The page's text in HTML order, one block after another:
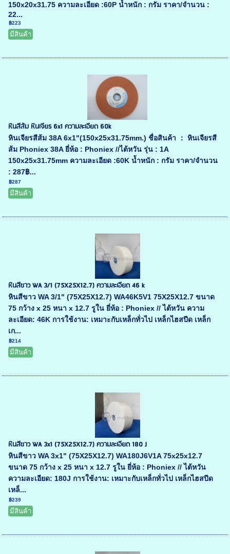
150x20x31.75 ความละเอียด :60P น้ำหนัก : กรัม ราคา/จำนวน :
22...
฿223
มีสินค้า
หินสีส้ม หินเจียร 6x1 ความละเอียด 60k
หินเจียรสีส้ม 38A 6x1"(150x25x31.75mm.) ชื่อสินค้า ： หินเจียรสี
ส้ม Phoniex 38A ยี่ห้อ : Phoniex //ไต้หวัน รุ่น : 1A
150x25x31.75mm ความละเอียด :60K น้ำหนัก : กรัม ราคา/จำนวน
: 287฿...
฿287
มีสินค้า
หินสีขาว WA 3/1 (75X25X12.7) ความละเอียด 46 k
หินสีขาว WA 3/1" (75X25X12.7) WA46K5V1 75X25X12.7 ขนาด
75 กว้าง x 25 หนา x 12.7 รูใน ยี่ห้อ : Phoniex // ไต้หวัน ความ
ละเอียด: 46K การใช้งาน: เหมาะกับเหล็กทั่วไป เหล็กไฮสปีด เหล็ก
เก...
฿214
มีสินค้า
หินสีขาว WA 3x1 (75X25X12.7) ความละเอียด 180 J
หินสีขาว WA 3x1" (75X25X12.7) WA180J6V1A 75x25x12.7
ขนาด 75 กว้าง x 25 หนา x 12.7 รูใน ยี่ห้อ : Phoniex // ไต้หวัน
ความละเอียด: 180J การใช้งาน: เหมาะกับเหล็กทั่วไป เหล็กไฮสปีด
เหล็...
฿239
มีสินค้า